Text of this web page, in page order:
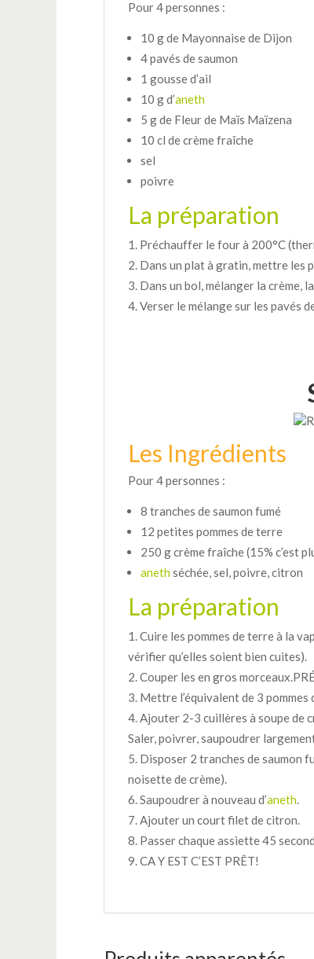
Pour 4 personnes :
10 g de Mayonnaise de Dijon
4 pavés de saumon
1 gousse d’ail
10 g d’aneth
5 g de Fleur de Maïs Maïzena
10 cl de crème fraîche
sel
poivre
La préparation
Préchauffer le four à 200°C
Dans un plat à gratin, mettre les
Dans un bol, mélanger la crème,
Verser le mélange sur les pavés
Les Ingrédients
Pour 4 personnes :
8 tranches de saumon fumé
12 petites pommes de terre
250 g crème fraîche (15% c’est
anethséchée, sel, poivre, citron
La préparation
Cuire les pommes de terre à la
vérifier qu’elles soient bien cuites).
Couper les en gros
Mettre l’équivalent de 3 pommes
Ajouter 2-3 cuillères à soupe de
Saler, poivrer, saupoudrer largement
Disposer 2 tranches de saumon
noisette de crème).
Saupoudrer à nouveau d’aneth.
Ajouter un court filet de citron.
Passer chaque assiette 45
CA Y EST C’EST PRÊT!